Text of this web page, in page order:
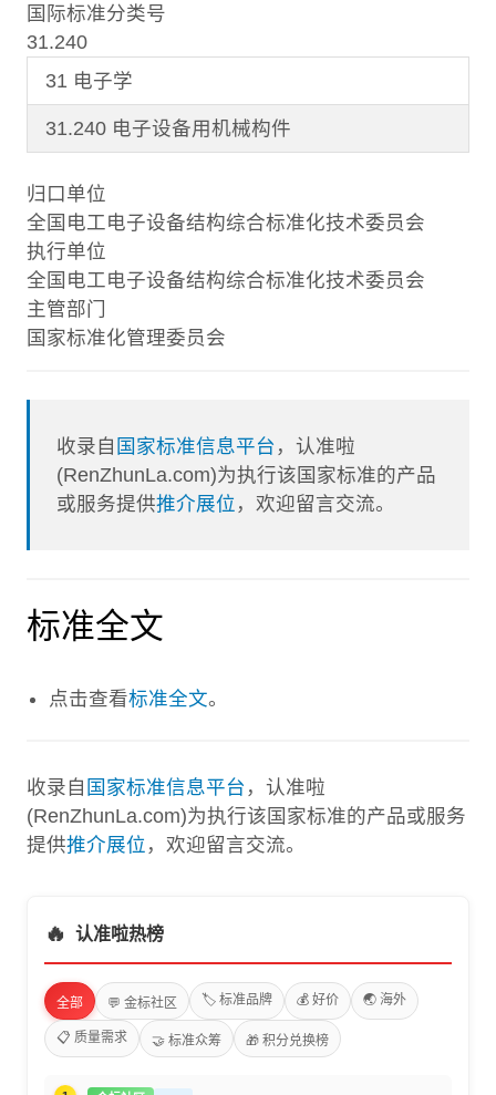
国际标准分类号
31.240
31 电子学
31.240 电子设备用机械构件
归口单位
全国电工电子设备结构综合标准化技术委员会
执行单位
全国电工电子设备结构综合标准化技术委员会
主管部门
国家标准化管理委员会
收录自 国家标准信息平台 ，认准啦
(RenZhunLa.com)为执行该国家标准的产品
或服务提供推介展位 ，欢迎留言交流。
标准全文
点击查看标准全文。
收录自 国家标准信息平台 ，认准啦
(RenZhunLa.com)为执行该国家标准的产品或服务
提供推介展位 ，欢迎留言交流。
🔥 认准啦热榜
全部 💬 金标社区 🏷️ 标准品牌 💰 好价 🌏 海外
📋 质量需求 🤝 标准众筹 🎁 积分兑换榜